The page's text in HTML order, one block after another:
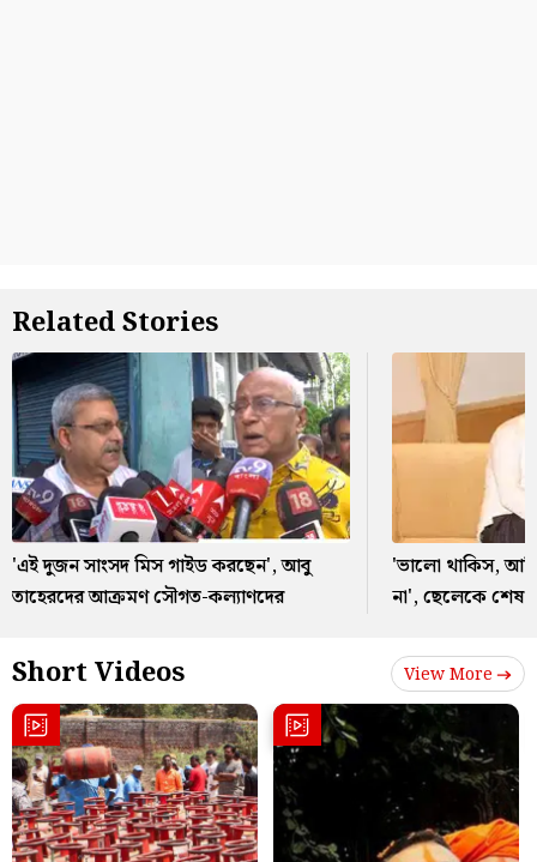
Related Stories
'এই দুজন সাংসদ মিস গাইড করছেন', আবু
তাহেরদের আক্রমণ সৌগত-কল্যাণদের
'ভালো থাকিস,
না', ছেলেকে শেষ
Short Videos View More